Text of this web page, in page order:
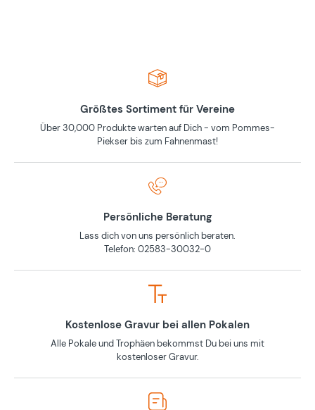
Größtes Sortiment für Vereine
Über 30,000 Produkte warten auf Dich - vom Pommes-
Piekser bis zum Fahnenmast!
Persönliche Beratung
Lass dich von uns persönlich beraten.
Telefon: 02583-30032-0
Kostenlose Gravur bei allen Pokalen
Alle Pokale und Trophäen bekommst Du bei uns mit
kostenloser Gravur.